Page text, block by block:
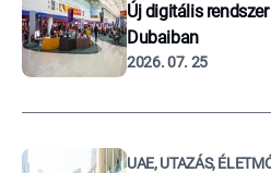
Új digitális
Dubaiban
2026. 07. 25
UAE, UTAZÁS,